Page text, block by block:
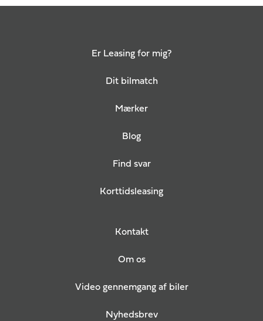
Er Leasing for mig?
Dit bilmatch
Mærker
Blog
Find svar
Korttidsleasing
Kontakt
Om os
Video gennemgang af biler
Nyhedsbrev